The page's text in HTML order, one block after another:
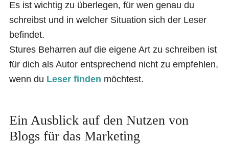
Es ist wichtig zu überlegen, für wen genau du
schreibst und in welcher Situation sich der Leser
befindet.
Stures Beharren auf die eigene Art zu schreiben ist
für dich als Autor entsprechend nicht zu empfehlen,
wenn du Leser finden möchtest.
Ein Ausblick auf den Nutzen von
Blogs für das Marketing